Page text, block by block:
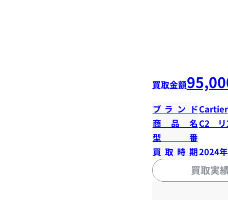
買取金額
ブランドCartier
商品名 C2 リ
型番
買取時期2024
買取実